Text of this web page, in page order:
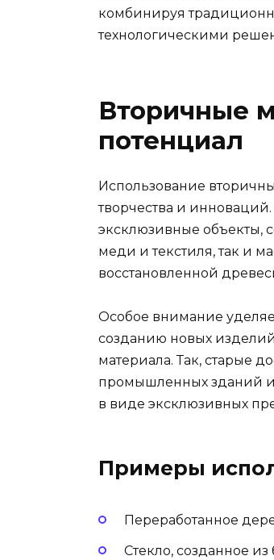
комбинируя
технологическими
Вторичные
потенциал
Использование
творчества и
эксклюзивные объекты,
меди и текстиля, так и
восстановленной
Особое внимание
созданию новых
материала. Так, старые
промышленных зданий и
в виде эксклюзивных
Примеры
Переработанное
Стекло, созданное